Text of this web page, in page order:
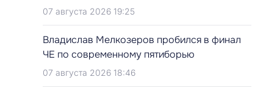
07 августа 2026 19:25
Владислав Мелкозеров пробился в финал
ЧЕ по современному пятиборью
07 августа 2026 18:46